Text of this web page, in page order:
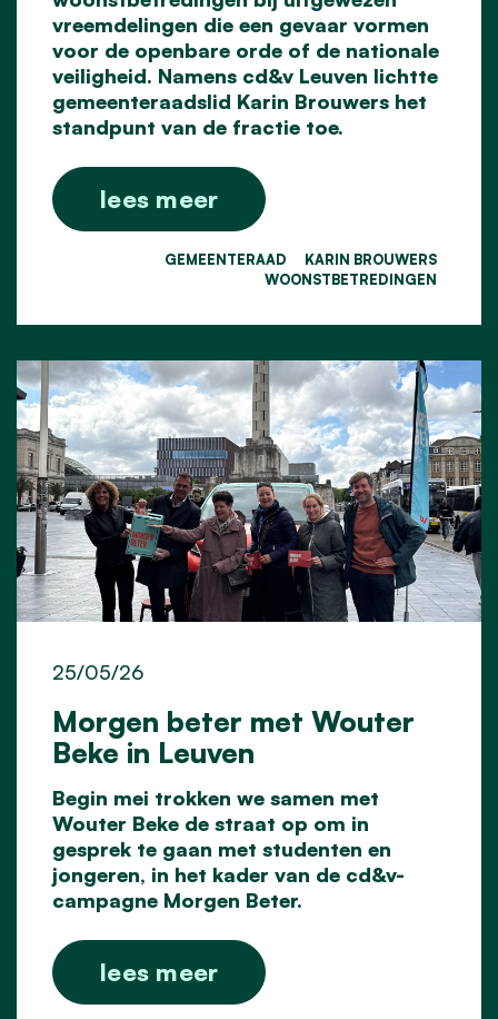
vreemdelingen die een gevaar vormen
voor de openbare orde of de nationale
veiligheid. Namens cd&v Leuven lichtte
gemeenteraadslid Karin Brouwers het
standpunt van de fractie toe.
lees meer
GEMEENTERAAD
KARIN BROUWERS
WOONSTBETREDINGEN
Morgen beter met Wouter
Beke in Leuven
25/05/26
Begin mei trokken we samen met
Wouter Beke de straat op om in
gesprek te gaan met studenten en
jongeren, in het kader van de cd&v-
campagne Morgen Beter.
lees meer